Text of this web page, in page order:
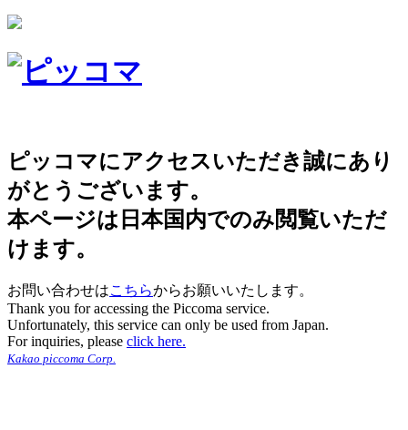
ピッコマにアクセスいただき誠にあり
がとうございます。
本ページは日本国内でのみ閲覧いただ
けます。
お問い合わせはこちらからお願いいたします。
Thank you for accessing the Piccoma service.
Unfortunately, this service can only be used from Japan.
For inquiries, please click here.
Kakao piccoma Corp.